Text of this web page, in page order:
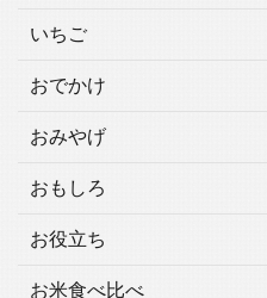
いちご
おでかけ
おみやげ
おもしろ
お役立ち
お米食べ比べ